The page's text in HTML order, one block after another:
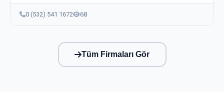
0 (532) 541 1672 68
Tüm Firmaları Gör